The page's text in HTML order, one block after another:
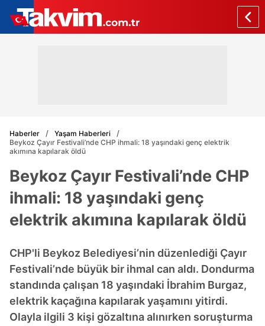
Haberler
Yaşam Haberleri
Beykoz Çayır Festivali’nde CHP ihmali: 18 yaşındaki genç elektrik
akımına kapılarak öldü
Beykoz Çayır Festivali’nde CHP
ihmali: 18 yaşındaki genç
elektrik akımına kapılarak öldü
CHP'li Beykoz Belediyesi’nin düzenlediği Çayır
Festivali’nde büyük bir ihmal can aldı. Dondurma
standında çalışan 18 yaşındaki İbrahim Burgaz,
elektrik kaçağına kapılarak yaşamını yitirdi.
Olayla ilgili 3 kişi gözaltına alınırken soruşturma